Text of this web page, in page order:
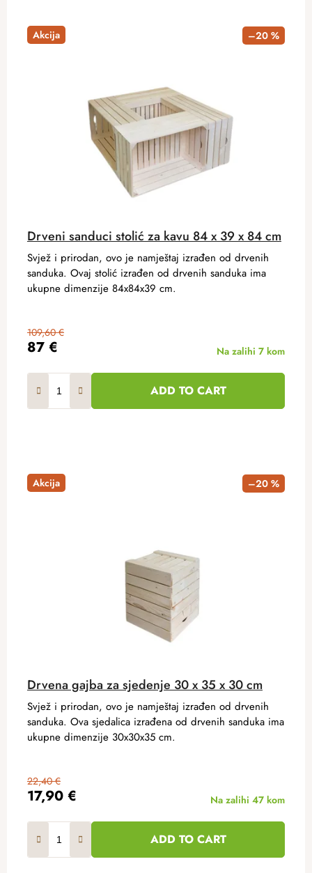
Akcija –20 %
Drveni sanduci stolić za kavu 84 x 39 x 84 cm
87 €
109,60 €
Na zalihi 7 kom
ADD TO CART
Svjež i prirodan, ovo je namještaj izrađen od drvenih
sanduka. Ovaj stolić izrađen od drvenih sanduka ima
ukupne dimenzije 84x84x39 cm.
Akcija –20 %
Drvena gajba za sjedenje 30 x 35 x 30 cm
17,90 €
22,40 €
Na zalihi 47 kom
ADD TO CART
Svjež i prirodan, ovo je namještaj izrađen od drvenih
sanduka. Ova sjedalica izrađena od drvenih sanduka ima
ukupne dimenzije 30x30x35 cm.